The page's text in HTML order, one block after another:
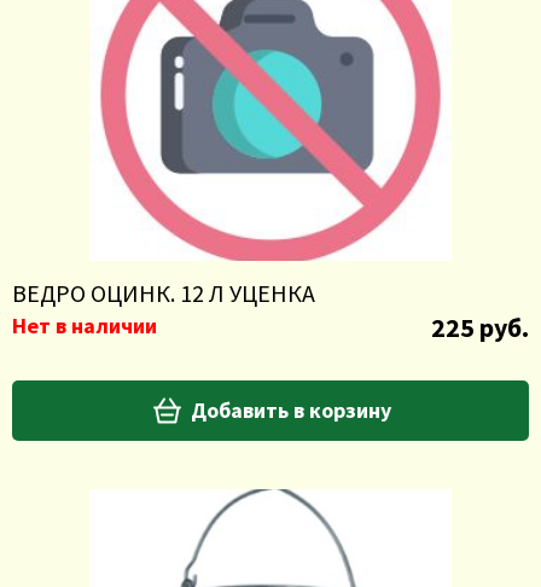
ВЕДРО ОЦИНК. 12 Л УЦЕНКА
Нет в наличии 225 руб.
Добавить в корзину